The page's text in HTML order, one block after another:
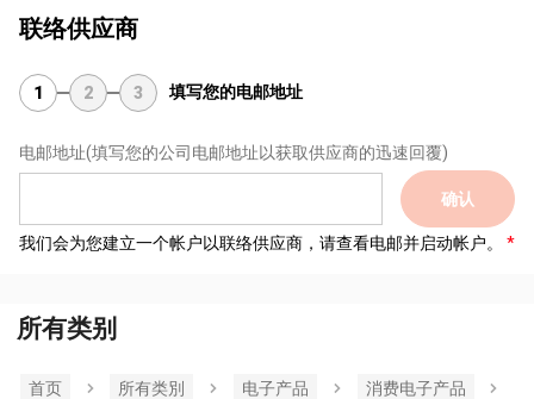
联络供应商
1 2 3 填写您的电邮地址
电邮地址(填写您的公司电邮地址以获取供应商的迅速回覆)
确认
我们会为您建立一个帐户以联络供应商，请查看电邮并启动帐户。
所有类别
首页 所有类別 电子产品
消费电子产品